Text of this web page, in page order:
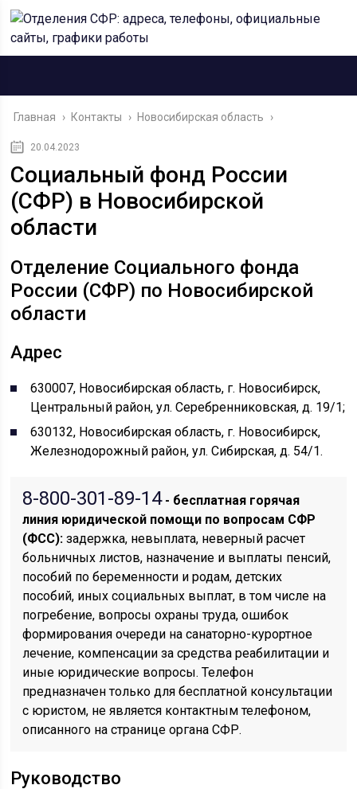
Главная › Контакты › Новосибирская область ›
20.04.2023
Социальный фонд России
(СФР) в Новосибирской
области
Отделение Социального фонда
России (СФР) по Новосибирской
области
Адрес
630007, Новосибирская область, г. Новосибирск,
Центральный район, ул. Серебренниковская, д. 19/1;
630132, Новосибирская область, г. Новосибирск,
Железнодорожный район, ул. Сибирская, д. 54/1.
8-800-301-89-14- бесплатная горячая
линия юридической помощи по вопросам CФР
(ФСС): задержка, невыплата, неверный расчет
больничных листов, назначение и выплаты пенсий,
пособий по беременности и родам, детских
пособий, иных социальных выплат, в том числе на
погребение, вопросы охраны труда, ошибок
формирования очереди на санаторно-курортное
лечение, компенсации за средства реабилитации и
иные юридические вопросы. Телефон
предназначен только для бесплатной консультации
с юристом, не является контактным телефоном,
описанного на странице органа СФР.
Руководство